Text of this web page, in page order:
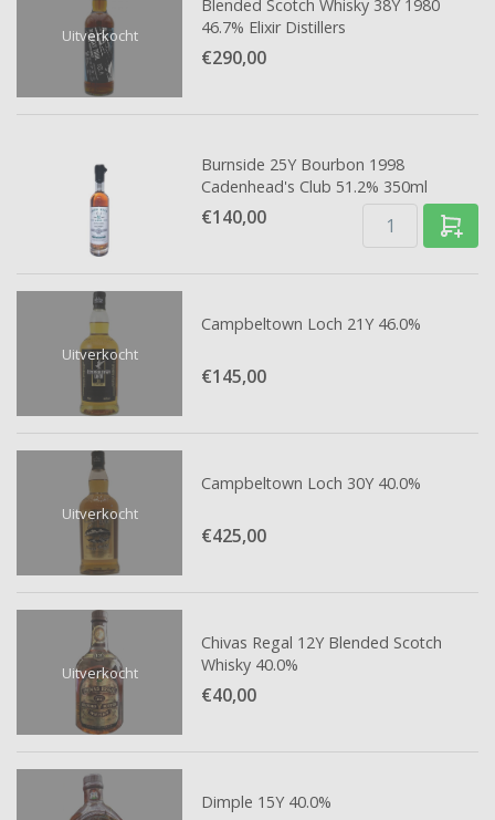
Uitverkocht
Blended Scotch Whisky 38Y 1980
46.7% Elixir Distillers
€290,00
Burnside 25Y Bourbon 1998
Cadenhead's Club 51.2% 350ml
€140,00
Uitverkocht
Campbeltown Loch 21Y 46.0%
€145,00
Uitverkocht
Campbeltown Loch 30Y 40.0%
€425,00
Uitverkocht
Chivas Regal 12Y Blended Scotch
Whisky 40.0%
€40,00
Dimple 15Y 40.0%